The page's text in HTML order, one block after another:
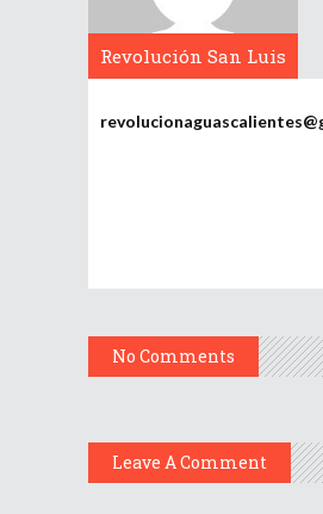
Revolución San Luis
No Comments
Leave A Comment